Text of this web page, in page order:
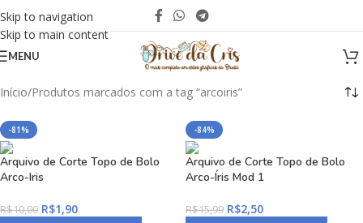
Skip to navigation
Skip to main content
MENU
Início Produtos marcados com a tag “arcoiris”
-81%
Arquivo de Corte Topo de Bolo
Arco-Iris
R$10,00 R$1,90
-84%
Arquivo de Corte Topo de Bolo
Arco-Íris Mod 1
R$15,99 R$2,50